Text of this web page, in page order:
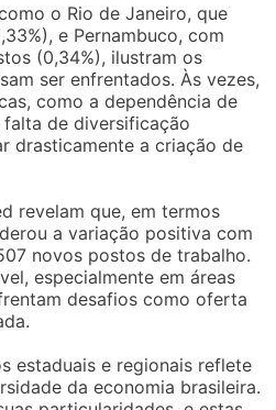
o Rio de Janeiro, que
e Pernambuco, com
(0,34%), ilustram os
ser enfrentados. Às vezes,
como a dependência de
de diversificação
drasticamente a criação de
revelam que, em termos
a variação positiva com
novos postos de trabalho.
especialmente em áreas
desafios como oferta
estaduais e regionais reflete
da economia brasileira.